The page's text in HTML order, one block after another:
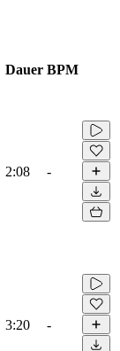
Dauer BPM
2:08 -
3:20 -